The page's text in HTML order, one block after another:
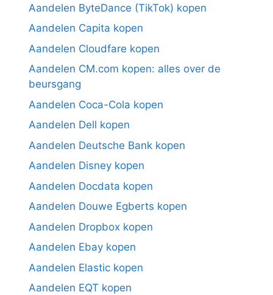
Aandelen ByteDance (TikTok) kopen
Aandelen Capita kopen
Aandelen Cloudfare kopen
Aandelen CM.com kopen: alles over de
beursgang
Aandelen Coca-Cola kopen
Aandelen Dell kopen
Aandelen Deutsche Bank kopen
Aandelen Disney kopen
Aandelen Docdata kopen
Aandelen Douwe Egberts kopen
Aandelen Dropbox kopen
Aandelen Ebay kopen
Aandelen Elastic kopen
Aandelen EQT kopen